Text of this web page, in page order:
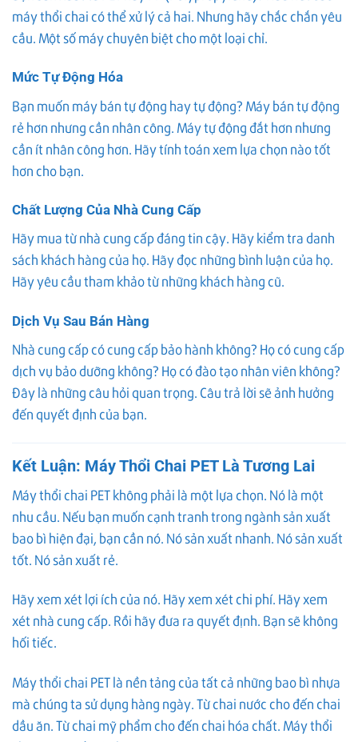
máy thổi chai có thể xử lý cả hai. Nhưng hãy chắc chắn yêu
cầu. Một số máy chuyên biệt cho một loại chỉ.
Mức Tự Động Hóa
Bạn muốn máy bán tự động hay tự động? Máy bán tự động
rẻ hơn nhưng cần nhân công. Máy tự động đắt hơn nhưng
cần ít nhân công hơn. Hãy tính toán xem lựa chọn nào tốt
hơn cho bạn.
Chất Lượng Của Nhà Cung Cấp
Hãy mua từ nhà cung cấp đáng tin cậy. Hãy kiểm tra danh
sách khách hàng của họ. Hãy đọc những bình luận của họ.
Hãy yêu cầu tham khảo từ những khách hàng cũ.
Dịch Vụ Sau Bán Hàng
Nhà cung cấp có cung cấp bảo hành không? Họ có cung cấp
dịch vụ bảo dưỡng không? Họ có đào tạo nhân viên không?
Đây là những câu hỏi quan trọng. Câu trả lời sẽ ảnh hưởng
đến quyết định của bạn.
Kết Luận: Máy Thổi Chai PET Là Tương Lai
Máy thổi chai PET không phải là một lựa chọn. Nó là một
nhu cầu. Nếu bạn muốn cạnh tranh trong ngành sản xuất
bao bì hiện đại, bạn cần nó. Nó sản xuất nhanh. Nó sản xuất
tốt. Nó sản xuất rẻ.
Hãy xem xét lợi ích của nó. Hãy xem xét chi phí. Hãy xem
xét nhà cung cấp. Rồi hãy đưa ra quyết định. Bạn sẽ không
hối tiếc.
Máy thổi chai PET là nền tảng của tất cả những bao bì nhựa
mà chúng ta sử dụng hàng ngày. Từ chai nước cho đến chai
dầu ăn. Từ chai mỹ phẩm cho đến chai hóa chất. Máy thổi